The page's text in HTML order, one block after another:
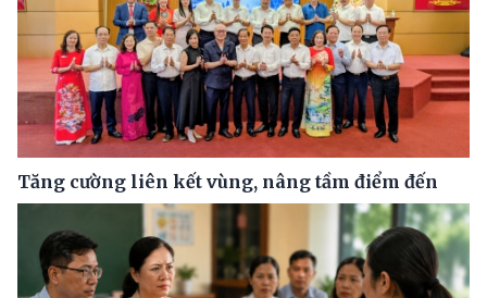
Tăng cường liên kết vùng, nâng tầm điểm đến